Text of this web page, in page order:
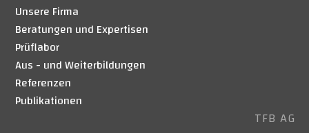
Unsere Firma
Beratungen und Expertisen
Prüflabor
Aus - und Weiterbildungen
Referenzen
Publikationen
TFB AG